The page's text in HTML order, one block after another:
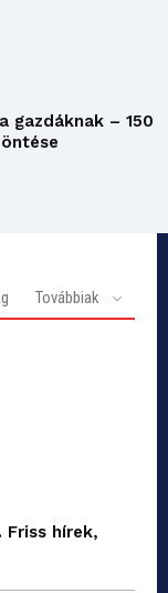
gazdáknak – 150
Továbbiak
Friss hírek,